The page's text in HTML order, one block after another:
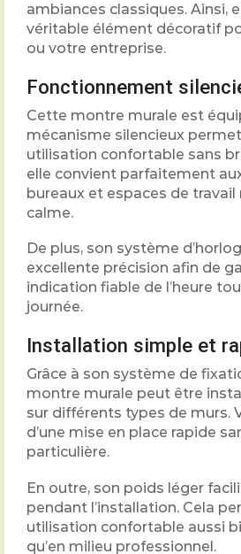
ambiances classiques. Ainsi,
véritable élément décoratif
ou votre entreprise.
Fonctionnement
Cette montre murale est
mécanisme silencieux
utilisation confortable sans
elle convient parfaitement
bureaux et espaces de
calme.
De plus, son système
excellente précision afin de
indication fiable de l’heure
journée.
Installation simple et
Grâce à son système de
montre murale peut être
sur différents types de murs.
d’une mise en place rapide
particulière.
En outre, son poids léger
pendant l’installation. Cela
utilisation confortable aussi
qu’en milieu professionnel.